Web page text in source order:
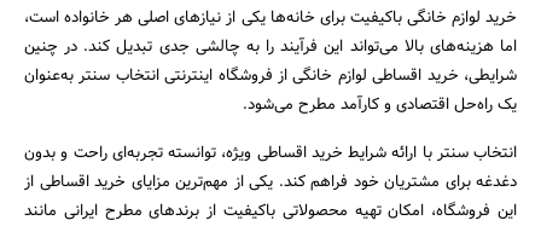
خرید لوازم خانگی باکیفیت برای خانه‌ها یکی از نیازهای اصلی هر خانواده است،
اما هزینه‌های بالا می‌تواند این فرآیند را به چالشی جدی تبدیل کند. در چنین
شرایطی، خرید اقساطی لوازم خانگی از فروشگاه اینترنتی انتخاب سنتر به‌عنوان
یک راه‌حل اقتصادی و کارآمد مطرح می‌شود.
انتخاب سنتر با ارائه شرایط خرید اقساطی ویژه، توانسته تجربه‌ای راحت و بدون
دغدغه برای مشتریان خود فراهم کند. یکی از مهم‌ترین مزایای خرید اقساطی از
این فروشگاه، امکان تهیه محصولاتی باکیفیت از برندهای مطرح ایرانی مانند